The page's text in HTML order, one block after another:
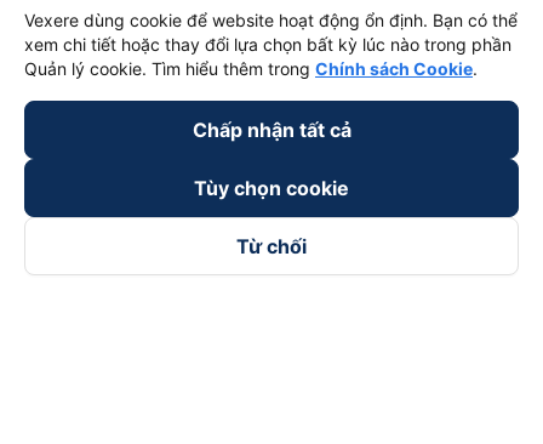
Vexere dùng cookie để website hoạt động ổn định. Bạn có thể
xem chi tiết hoặc thay đổi lựa chọn bất kỳ lúc nào trong phần
Quản lý cookie. Tìm hiểu thêm trong Chính sách Cookie.
Chấp nhận tất cả
Tùy chọn cookie
Từ chối